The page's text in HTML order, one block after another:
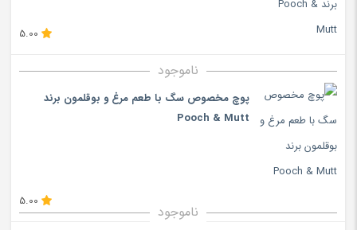
ناموجود
5.00
پوچ مخصوص سگ با طعم مرغ و بوقلمون برند
Pooch & Mutt
ناموجود
5.00